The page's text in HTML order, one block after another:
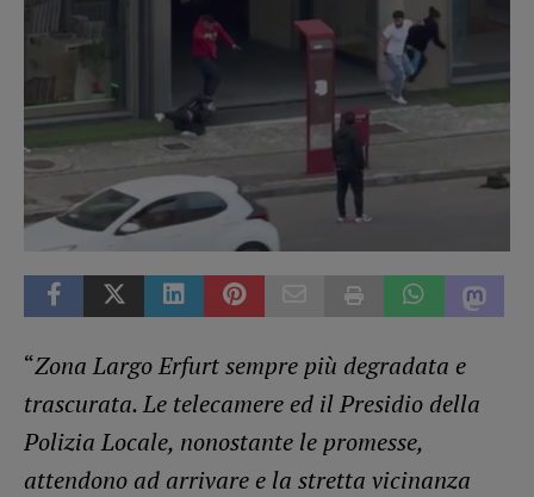
“Zona Largo Erfurt sempre più degradata e
trascurata. Le telecamere ed il Presidio della
Polizia Locale, nonostante le promesse,
attendono ad arrivare e la stretta vicinanza